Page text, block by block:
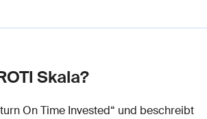
Skala?
On Time Invested“ und beschreibt